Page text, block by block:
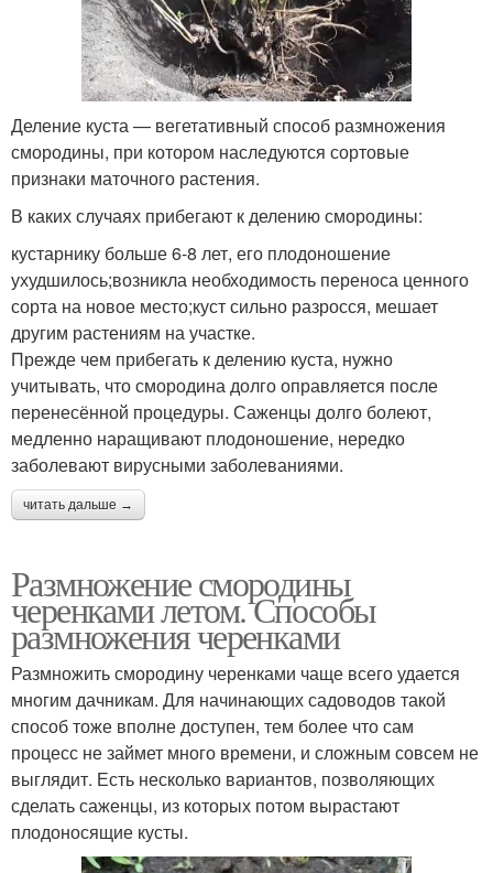
Деление куста — вегетативный способ размножения
смородины, при котором наследуются сортовые
признаки маточного растения.
В каких случаях прибегают к делению смородины:
кустарнику больше 6-8 лет, его плодоношение
ухудшилось;возникла необходимость переноса ценного
сорта на новое место;куст сильно разросся, мешает
другим растениям на участке.
Прежде чем прибегать к делению куста, нужно
учитывать, что смородина долго оправляется после
перенесённой процедуры. Саженцы долго болеют,
медленно наращивают плодоношение, нередко
заболевают вирусными заболеваниями.
читать дальше →
Размножение смородины
черенками летом. Способы
размножения черенками
Размножить смородину черенками чаще всего удается
многим дачникам. Для начинающих садоводов такой
способ тоже вполне доступен, тем более что сам
процесс не займет много времени, и сложным совсем не
выглядит. Есть несколько вариантов, позволяющих
сделать саженцы, из которых потом вырастают
плодоносящие кусты.